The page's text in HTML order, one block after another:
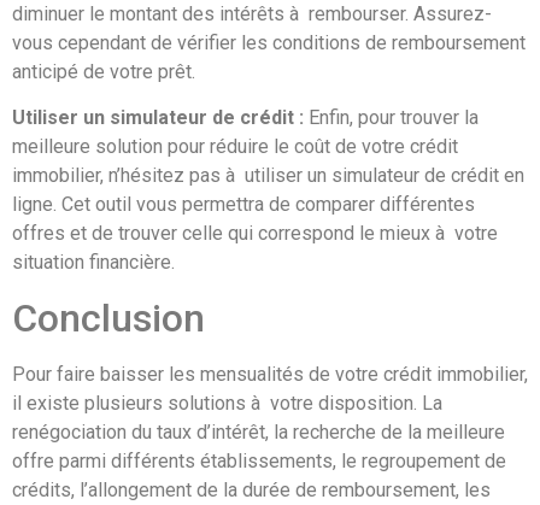
diminuer le montant des intérêts à rembourser. Assurez-
vous cependant de vérifier les conditions de remboursement
anticipé de votre prêt.
Utiliser un simulateur de crédit : Enfin, pour trouver la
meilleure solution pour réduire le coût de votre crédit
immobilier, n’hésitez pas à utiliser un simulateur de crédit en
ligne. Cet outil vous permettra de comparer différentes
offres et de trouver celle qui correspond le mieux à votre
situation financière.
Conclusion
Pour faire baisser les mensualités de votre crédit immobilier,
il existe plusieurs solutions à votre disposition. La
renégociation du taux d’intérêt, la recherche de la meilleure
offre parmi différents établissements, le regroupement de
crédits, l’allongement de la durée de remboursement, les